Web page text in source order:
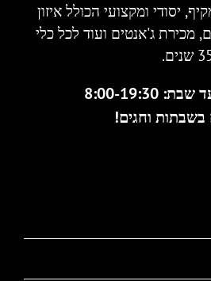
יסודי ומקצועי הכולל איזון
מכירת ג'אנטים ועוד לכל כלי
8:00-19:30
בשבתות וחגים!